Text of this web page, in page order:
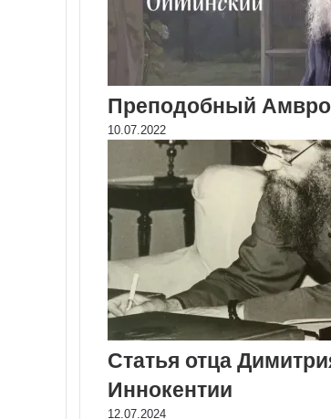
Преподобный
10.07.2022
Статья отца
Иннокентии
12.07.2024